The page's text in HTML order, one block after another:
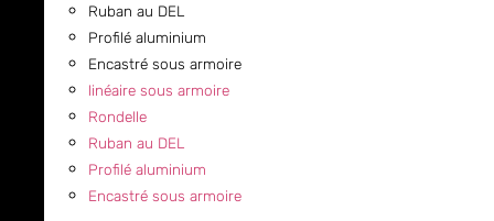
Ruban au DEL
Profilé aluminium
Encastré sous armoire
linéaire sous armoire
Rondelle
Ruban au DEL
Profilé aluminium
Encastré sous armoire